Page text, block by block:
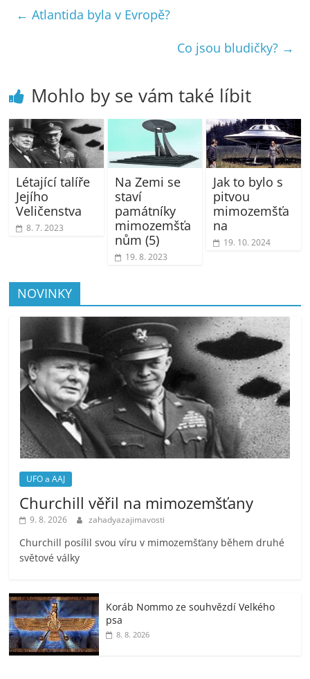
← Atlantida byla v Evropě?
Co jsou bludičky? →
Mohlo by se vám také líbit
Létající talíře
Jejího
Veličenstva
8. 7. 2023
Na Zemi se
staví
památníky
mimozemšťa
nům (5)
19. 8. 2023
Jak to bylo s
pitvou
mimozemšťa
na
19. 10. 2024
NOVINKY
UFO a AAJ
Churchill věřil na mimozemšťany
9. 8. 2026 zahadyazajimavosti
Churchill posílil svou víru v mimozemšťany během druhé
světové války
Koráb Nommo ze souhvězdí Velkého
psa
8. 8. 2026